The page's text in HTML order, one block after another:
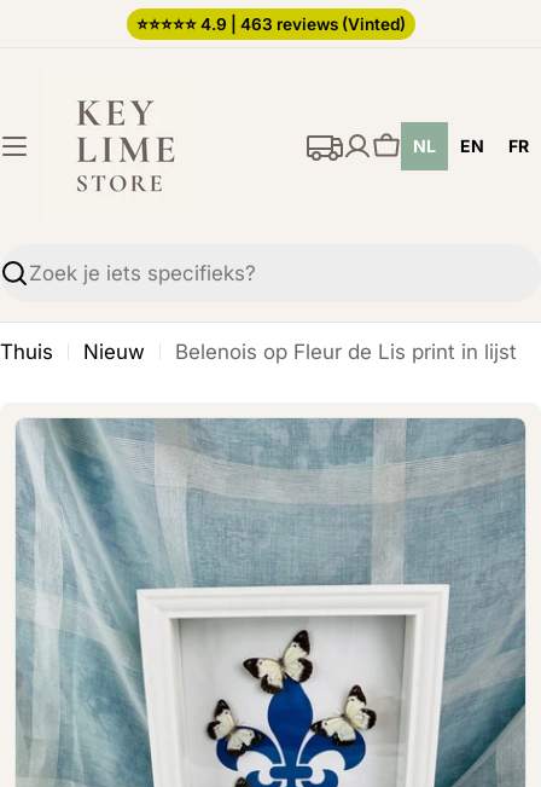
inhoud
⭐️⭐️⭐️⭐️⭐️ 4.9 | 463 reviews (Vinted)
Zoekopdracht
Winkelwagen
NL EN FR
Thuis Nieuw Belenois op Fleur de Lis print in lijst
Open media 0 in modal